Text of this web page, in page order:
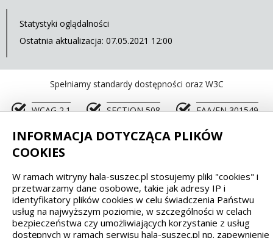
Statystyki oglądalności
Ostatnia aktualizacja: 07.05.2021 12:00
Spełniamy standardy dostępności oraz W3C
WCAG 2.1 SECTION 508 EAA/EN 301549
IS 5568
Wykonanie, obsługa, opieka: Interaktywna Polska
INFORMACJA DOTYCZĄCA PLIKÓW
COOKIES
W ramach witryny hala-suszec.pl stosujemy pliki "cookies" i
przetwarzamy dane osobowe, takie jak adresy IP i
identyfikatory plików cookies w celu świadczenia Państwu
usług na najwyższym poziomie, w szczególności w celach
bezpieczeństwa czy umożliwiających korzystanie z usług
dostępnych w ramach serwisu hala-suszec.pl np. zapewnienie